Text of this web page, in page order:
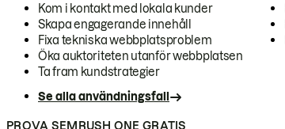
Kom i kontakt med lokala kunder
Skapa engagerande innehåll
Fixa tekniska webbplatsproblem
Öka auktoriteten utanför webbplatsen
Ta fram kundstrategier
Se alla användningsfall
PROVA SEMRUSH ONE GRATIS